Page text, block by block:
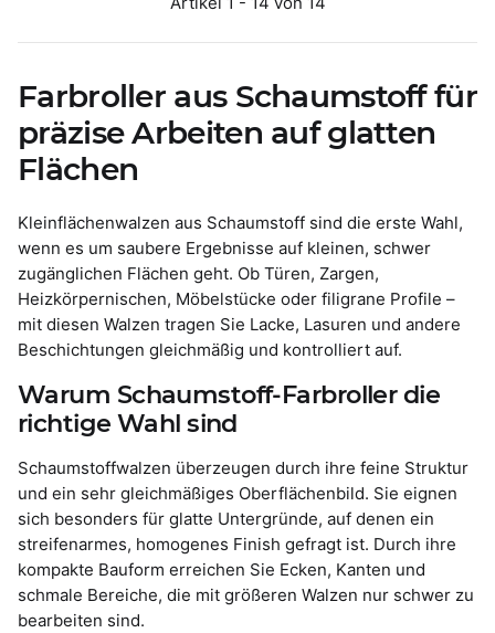
Farbroller aus Schaumstoff für
präzise Arbeiten auf glatten
Flächen
Kleinflächenwalzen aus Schaumstoff sind die erste Wahl,
wenn es um saubere Ergebnisse auf kleinen, schwer
zugänglichen Flächen geht. Ob Türen, Zargen,
Heizkörpernischen, Möbelstücke oder filigrane Profile –
mit diesen Walzen tragen Sie Lacke, Lasuren und andere
Beschichtungen gleichmäßig und kontrolliert auf.
Warum Schaumstoff-Farbroller die
richtige Wahl sind
Schaumstoffwalzen überzeugen durch ihre feine Struktur
und ein sehr gleichmäßiges Oberflächenbild. Sie eignen
sich besonders für glatte Untergründe, auf denen ein
streifenarmes, homogenes Finish gefragt ist. Durch ihre
kompakte Bauform erreichen Sie Ecken, Kanten und
schmale Bereiche, die mit größeren Walzen nur schwer zu
bearbeiten sind.